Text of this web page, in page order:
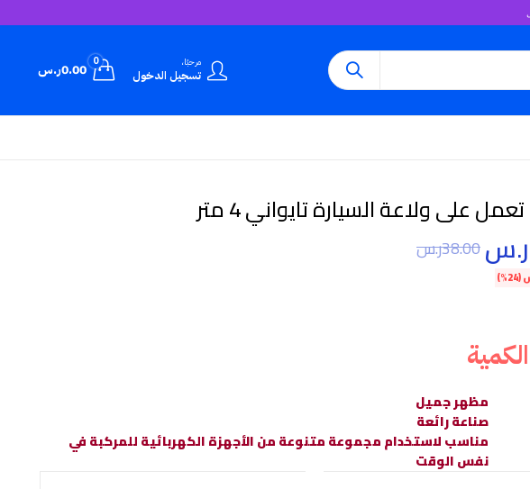
مرحبًا،
تسجيل الدخول
0
0.00ر.س
على ولاعة السيارة تايواني 4 متر
ر.س38.00ر.س
(24%)
مظهر جميل
صناعة رائعة
مناسب لاستخدام مجموعة متنوعة من الأجهزة الكهربائية للمركبة في
نفس الوقت